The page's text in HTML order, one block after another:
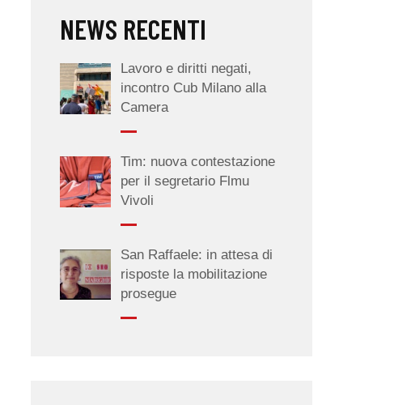
NEWS RECENTI
Lavoro e diritti negati,
incontro Cub Milano alla
Camera
Tim: nuova contestazione
per il segretario Flmu
Vivoli
San Raffaele: in attesa di
risposte la mobilitazione
prosegue